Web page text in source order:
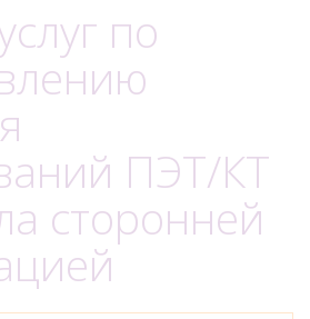
по
ПЭТ/КТ
сторонней